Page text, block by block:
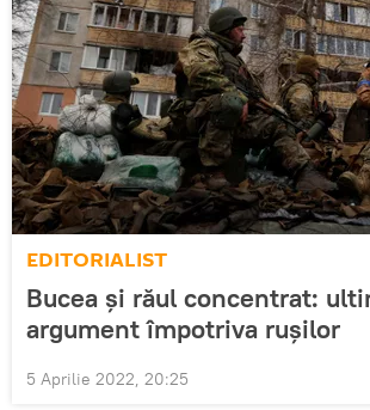
EDITORIALIST
Bucea și răul concentrat:
argument împotriva rușilor
5 Aprilie 2022, 20:25